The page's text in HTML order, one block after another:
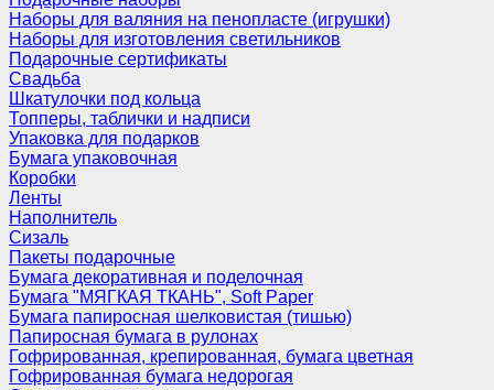
Наборы для валяния на пенопласте (игрушки)
Наборы для изготовления светильников
Подарочные сертификаты
Свадьба
Шкатулочки под кольца
Топперы, таблички и надписи
Упаковка для подарков
Бумага упаковочная
Коробки
Ленты
Наполнитель
Сизаль
Пакеты подарочные
Бумага декоративная и поделочная
Бумага "МЯГКАЯ ТКАНЬ", Soft Paper
Бумага папиросная шелковистая (тишью)
Папиросная бумага в рулонах
Гофрированная, крепированная, бумага цветная
Гофрированная бумага недорогая